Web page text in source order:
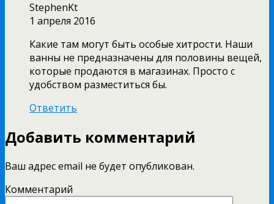
StephenKt
1 апреля 2016
Какие там могут быть особые хитрости. Наши
ванны не предназначены для половины вещей,
которые продаются в магазинах. Просто с
удобством разместиться бы.
Ответить
Добавить комментарий
Ваш адрес email не будет опубликован.
Комментарий